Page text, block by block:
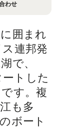
わせ
囲まれ
連邦発
で、
トした
す。複
も多
ボート